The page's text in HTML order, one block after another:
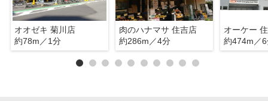
オオゼキ 菊川店
約78m／1分
肉のハナマサ 住吉店
約286m／4分
オーケー
約474m／